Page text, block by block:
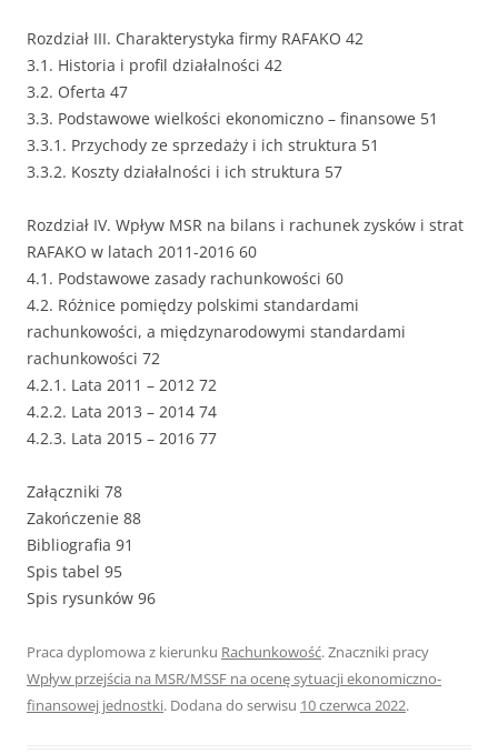
Rozdział III. Charakterystyka firmy RAFAKO 42
3.1. Historia i profil działalności 42
3.2. Oferta 47
3.3. Podstawowe wielkości ekonomiczno – finansowe 51
3.3.1. Przychody ze sprzedaży i ich struktura 51
3.3.2. Koszty działalności i ich struktura 57
Rozdział IV. Wpływ MSR na bilans i rachunek zysków i strat
RAFAKO w latach 2011-2016 60
4.1. Podstawowe zasady rachunkowości 60
4.2. Różnice pomiędzy polskimi standardami
rachunkowości, a międzynarodowymi standardami
rachunkowości 72
4.2.1. Lata 2011 – 2012 72
4.2.2. Lata 2013 – 2014 74
4.2.3. Lata 2015 – 2016 77
Załączniki 78
Zakończenie 88
Bibliografia 91
Spis tabel 95
Spis rysunków 96
Praca dyplomowa z kierunku Rachunkowość. Znaczniki pracy
Wpływ przejścia na MSR/MSSF na ocenę sytuacji ekonomiczno-
finansowej jednostki. Dodana do serwisu 10 czerwca 2022.